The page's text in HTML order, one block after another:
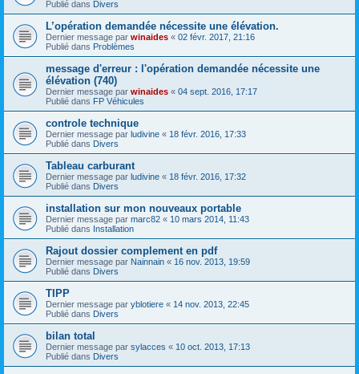
Publié dans Divers
L’opération demandée nécessite une élévation.
Dernier message par winaides « 02 févr. 2017, 21:16
Publié dans Problèmes
message d'erreur : l'opération demandée nécessite une
élévation (740)
Dernier message par winaides « 04 sept. 2016, 17:17
Publié dans FP Véhicules
controle technique
Dernier message par ludivine « 18 févr. 2016, 17:33
Publié dans Divers
Tableau carburant
Dernier message par ludivine « 18 févr. 2016, 17:32
Publié dans Divers
installation sur mon nouveaux portable
Dernier message par marc82 « 10 mars 2014, 11:43
Publié dans Installation
Rajout dossier complement en pdf
Dernier message par Nainnain « 16 nov. 2013, 19:59
Publié dans Divers
TIPP
Dernier message par yblotiere « 14 nov. 2013, 22:45
Publié dans Divers
bilan total
Dernier message par sylacces « 10 oct. 2013, 17:13
Publié dans Divers